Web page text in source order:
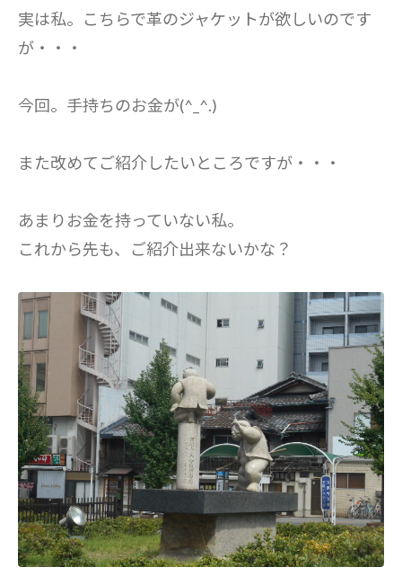
実は私。こちらで革のジャケットが欲しいのです
が・・・
今回。手持ちのお金が(^_^.)
また改めてご紹介したいところですが・・・
あまりお金を持っていない私。
これから先も、ご紹介出来ないかな？